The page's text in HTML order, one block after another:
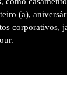
(a),
corporativos,